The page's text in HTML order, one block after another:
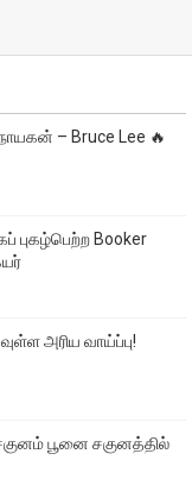
– Bruce Lee 🔥
புகழ்பெற்ற Booker
அரிய வாய்ப்பு!
பூனை சகுனத்தில்